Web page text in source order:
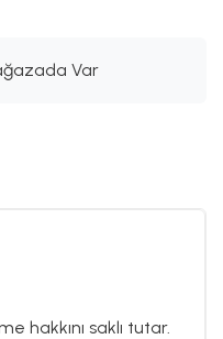
Var
hakkını saklı tutar.